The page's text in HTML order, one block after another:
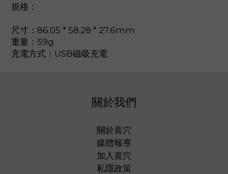
規格：
尺寸：86.05 * 58.28 * 27.6mm
重量：59g
充電方式：USB磁吸充電
關於我們
關於喜穴
媒體報導
加入喜穴
私隱政策